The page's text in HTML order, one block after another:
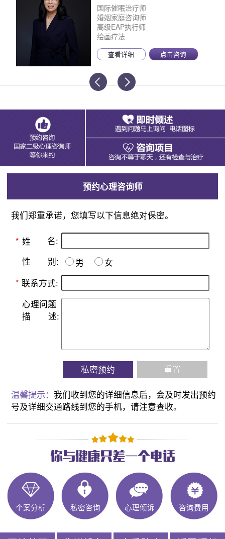
国际催眠治疗师
婚姻家庭咨询师
高级EAP执行师
绘画疗法
查看详细 点击咨询
预约心理咨询师
我们郑重承诺，您填写以下信息绝对保密。
* 姓 名:
性 别: 男
女
* 联系方式:
心理问题
描
述:
私密预约 重置
温馨提示：我们收到您的详细信息后，会及时发出预约
号及详细交通路线到您的手机，请注意查收。
个案分析 私密咨询 心理倾诉 咨询费用